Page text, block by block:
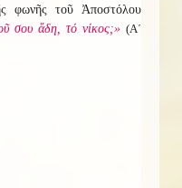
φωνῆς τοῦ Ἀποστόλου
σου ἅδη, τό νίκος;» (Α΄